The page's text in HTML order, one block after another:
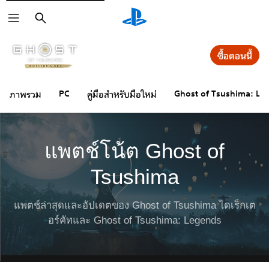
ภาพรวม PC คู่มือสำหรับมือใหม่ Ghost of Tsushima:
ซื้อตอนนี้
แพตช์โน้ต Ghost of
Tsushima
แพตช์ล่าสุดและอัปเดตของ Ghost of Tsushima ไดเร็กเต
อร์คัทและ Ghost of Tsushima: Legends